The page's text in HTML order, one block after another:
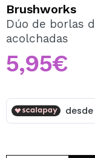
Al crear una
tus compras
Brushworks
Dúo de borlas
acolchadas
5,95€